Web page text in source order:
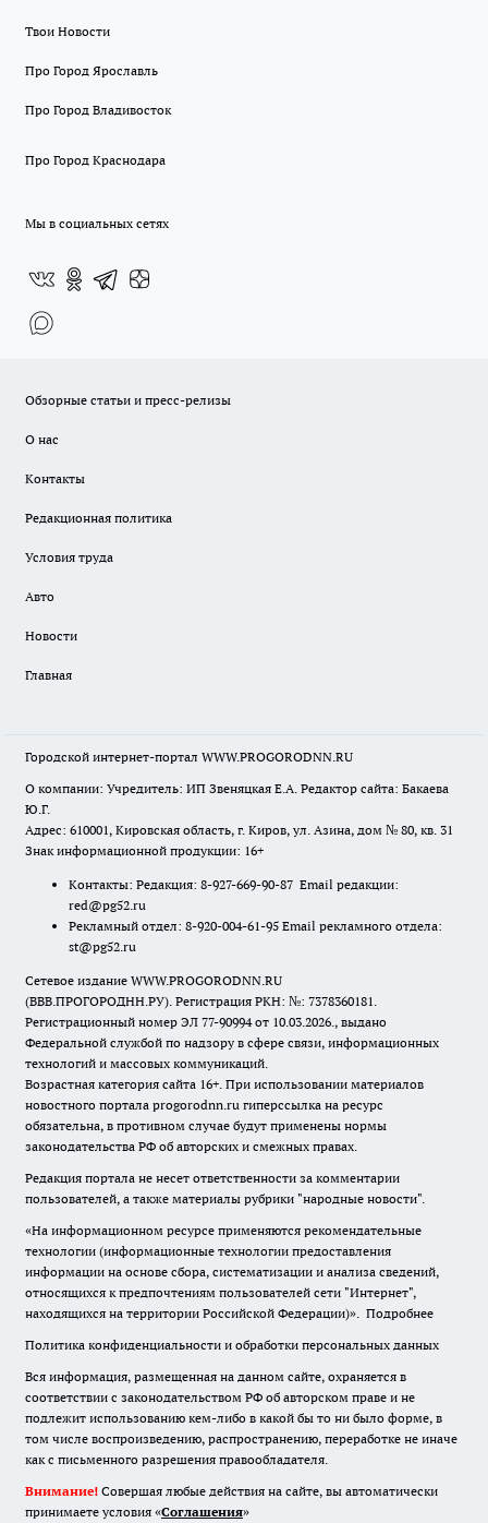
Твои Новости
Про Город Ярославль
Про Город Владивосток
Про Город Краснодара
Мы в социальных сетях
Обзорные статьи и пресс-релизы
О нас
Контакты
Редакционная политика
Условия труда
Авто
Новости
Главная
Городской интернет-портал WWW.PROGORODNN.RU
О компании: Учредитель: ИП Звеняцкая Е.А. Редактор сайта: Бакаева
Ю.Г.
Адрес: 610001, Кировская область, г. Киров, ул. Азина, дом № 80, кв. 31
Знак информационной продукции: 16+
Контакты: Редакция: 8-927-669-90-87 Email редакции:
red@pg52.ru
Рекламный отдел: 8-920-004-61-95 Email рекламного отдела:
st@pg52.ru
Сетевое издание WWW.PROGORODNN.RU
(ВВВ.ПРОГОРОДНН.РУ). Регистрация РКН: №: 7378360181.
Регистрационный номер ЭЛ 77-90994 от 10.03.2026., выдано
Федеральной службой по надзору в сфере связи, информационных
технологий и массовых коммуникаций.
Возрастная категория сайта 16+. При использовании материалов
новостного портала progorodnn.ru гиперссылка на ресурс
обязательна, в противном случае будут применены нормы
законодательства РФ об авторских и смежных правах.
Редакция портала не несет ответственности за комментарии
пользователей, а также материалы рубрики "народные новости".
«На информационном ресурсе применяются рекомендательные
технологии (информационные технологии предоставления
информации на основе сбора, систематизации и анализа сведений,
относящихся к предпочтениям пользователей сети "Интернет",
находящихся на территории Российской Федерации)». Подробнее
Политика конфиденциальности и обработки персональных данных
Вся информация, размещенная на данном сайте, охраняется в
соответствии с законодательством РФ об авторском праве и не
подлежит использованию кем-либо в какой бы то ни было форме, в
том числе воспроизведению, распространению, переработке не иначе
как с письменного разрешения правообладателя.
Внимание! Совершая любые действия на сайте, вы автоматически
принимаете условия «Cоглашения»